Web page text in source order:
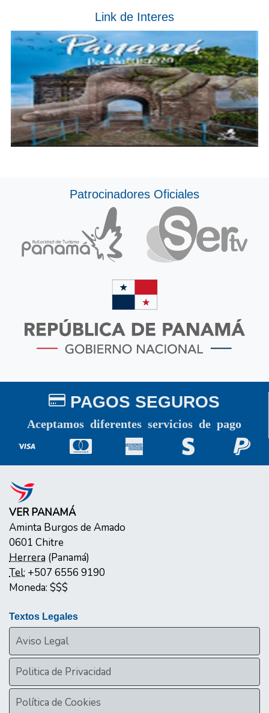
Link de Interes
Patrocinadores Oficiales
PAGOS SEGUROS
Aceptamos diferentes servicios de pago
VER PANAMÁ
Aminta Burgos de Amado
0601 Chitre
Herrera (Panamá)
Tel: +507 6556 9190
Moneda: $$$
Textos Legales
Aviso Legal
Politica de Privacidad
Política de Cookies